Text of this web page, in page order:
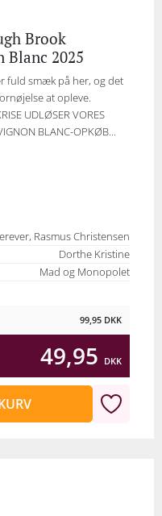
Brook
Blanc 2025
fuld smæk på her, og det
at opleve.
UDLØSER VORES
BLANC-OPKØB...
Rasmus Christensen
Dorthe Kristine
Mad og Monopolet
99,95 DKK
49,95 DKK